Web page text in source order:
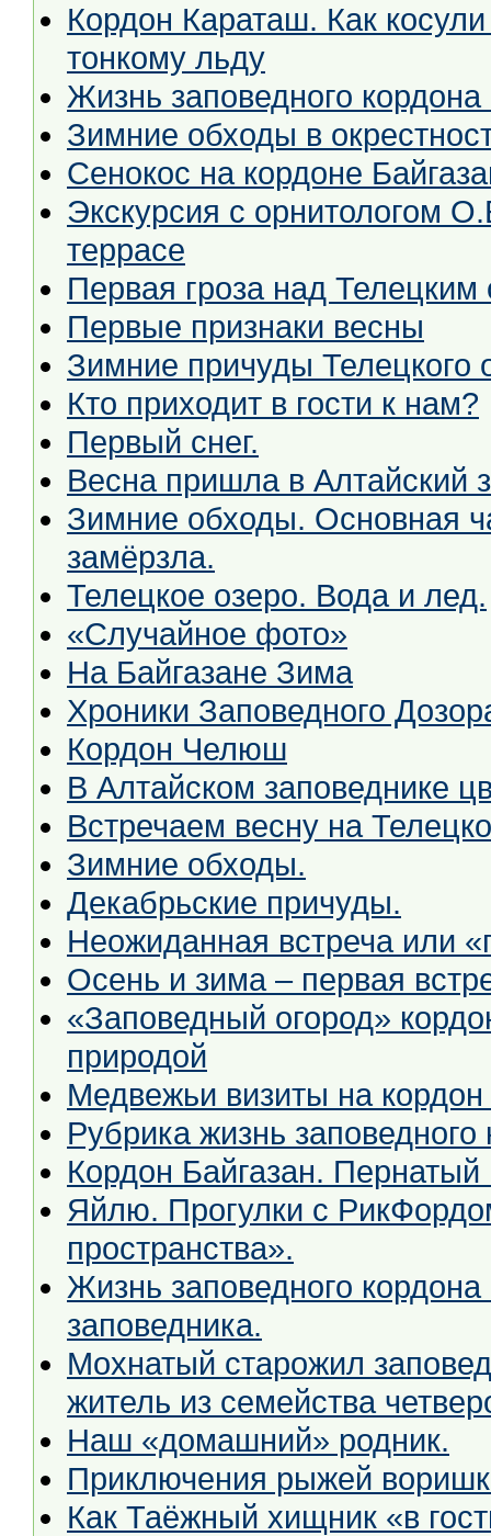
Кордон Караташ. Как
тонкому льду
Жизнь заповедного
Зимние обходы в
Сенокос на кордоне
Экскурсия с орнитологом
террасе
Первая гроза над Телецким
Первые признаки весны
Зимние причуды Телецкого
Кто приходит в гости к нам?
Первый снег.
Весна пришла в Алтайский
Зимние обходы. Основная
замёрзла.
Телецкое озеро. Вода и лед.
«Случайное фото»
На Байгазане Зима
Хроники Заповедного
Кордон Челюш
В Алтайском заповеднике
Встречаем весну на
Зимние обходы.
Декабрьские причуды.
Неожиданная встреча или
Осень и зима – первая
«Заповедный огород»
природой
Медвежьи визиты на кордон
Рубрика жизнь
Кордон Байгазан. Пернатый
Яйлю. Прогулки с
пространства».
Жизнь заповедного
заповедника.
Мохнатый старожил
житель из семейства
Наш «домашний» родник.
Приключения рыжей
Как Таёжный хищник «в